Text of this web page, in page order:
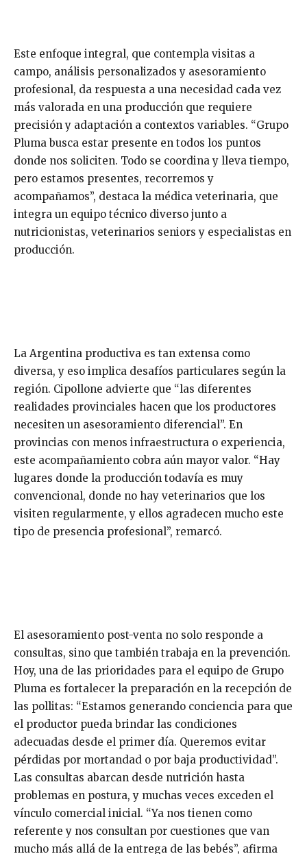
Este enfoque integral, que contempla visitas a
campo, análisis personalizados y asesoramiento
profesional, da respuesta a una necesidad cada vez
más valorada en una producción que requiere
precisión y adaptación a contextos variables. “Grupo
Pluma busca estar presente en todos los puntos
donde nos soliciten. Todo se coordina y lleva tiempo,
pero estamos presentes, recorremos y
acompañamos”, destaca la médica veterinaria, que
integra un equipo técnico diverso junto a
nutricionistas, veterinarios seniors y especialistas en
producción.
La Argentina productiva es tan extensa como
diversa, y eso implica desafíos particulares según la
región. Cipollone advierte que “las diferentes
realidades provinciales hacen que los productores
necesiten un asesoramiento diferencial”. En
provincias con menos infraestructura o experiencia,
este acompañamiento cobra aún mayor valor. “Hay
lugares donde la producción todavía es muy
convencional, donde no hay veterinarios que los
visiten regularmente, y ellos agradecen mucho este
tipo de presencia profesional”, remarcó.
El asesoramiento post-venta no solo responde a
consultas, sino que también trabaja en la prevención.
Hoy, una de las prioridades para el equipo de Grupo
Pluma es fortalecer la preparación en la recepción de
las pollitas: “Estamos generando conciencia para que
el productor pueda brindar las condiciones
adecuadas desde el primer día. Queremos evitar
pérdidas por mortandad o por baja productividad”.
Las consultas abarcan desde nutrición hasta
problemas en postura, y muchas veces exceden el
vínculo comercial inicial. “Ya nos tienen como
referente y nos consultan por cuestiones que van
mucho más allá de la entrega de las bebés”, afirma